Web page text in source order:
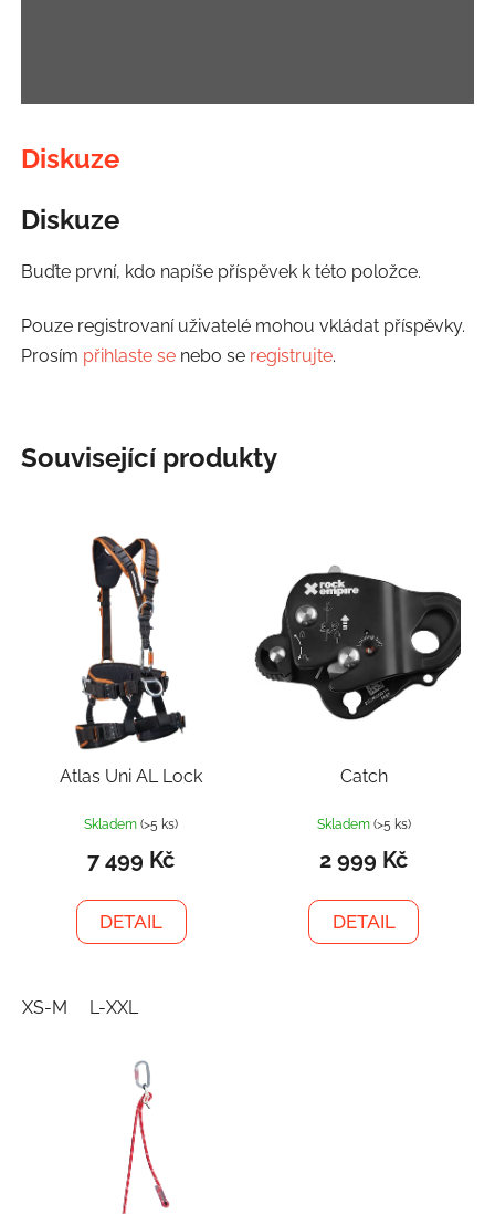
Diskuze
Diskuze
Buďte první, kdo napíše příspěvek k této položce.
Pouze registrovaní uživatelé mohou vkládat příspěvky.
Prosím přihlaste senebo se registrujte.
Související produkty
Atlas Uni AL Lock
Skladem(>5 ks)
7 499 Kč
DETAIL
XS-M L-XXL
Catch
Skladem (>5 ks)
2 999 Kč
DETAIL